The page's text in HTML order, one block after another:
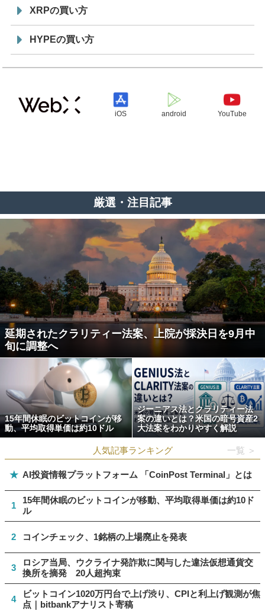
XRPの買い方
HYPEの買い方
iOS android YouTube
厳選・注目記事
延期されたクラリティー法案、上院が採決日を9月中
旬に調整へ
15年間休眠のビットコインが移
動、平均取得単価は約10ドル
ジーニアス法とクラリティー法
案の違いとは？米国の暗号資産2
大法案をわかりやすく解説
人気記事ランキング 一覧 ＞
★ AI投資情報プラットフォーム 「CoinPost Terminal」とは
1
15年間休眠のビットコインが移動、平均取得単価は約10ド
ル
2 コインチェック、1銘柄の上場廃止を発表
3
ロシア当局、ウクライナ発詐欺に関与した違法仮想通貨交
換所を摘発 20人超拘束
4
ビットコイン1020万円台で上げ渋り、CPIと利上げ観測が焦
点｜bitbankアナリスト寄稿